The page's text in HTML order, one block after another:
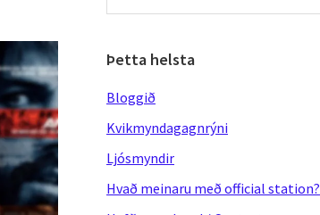
Þetta helsta
Bloggið
Kvikmyndagagnrýni
Ljósmyndir
Hvað meinaru með official station?